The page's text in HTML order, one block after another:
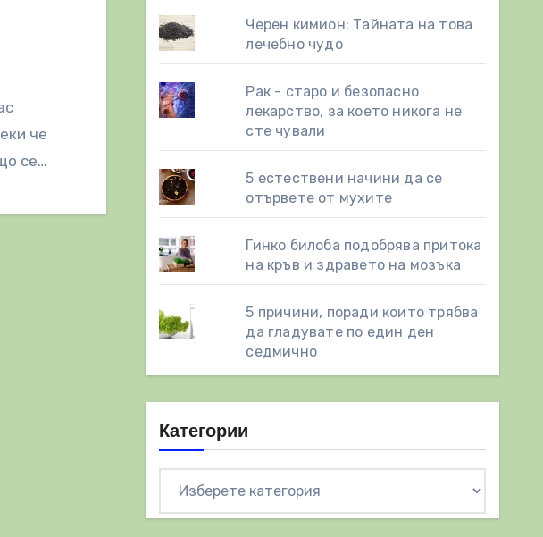
че
се…
Черен кимион: Тайната на това
лечебно чудо
Рак - старо и безопасно
лекарство, за което никога не
сте чували
5 естествени начини да се
отървете от мухите
Гинко билоба подобрява притока
на кръв и здравето на мозъка
5 причини, поради които трябва
да гладувате по един ден
седмично
Категории